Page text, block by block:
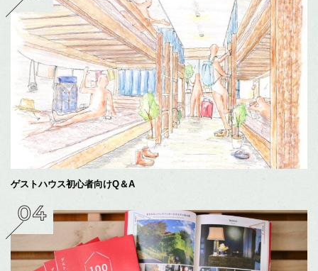
ゲストハウス初心者向けQ＆A